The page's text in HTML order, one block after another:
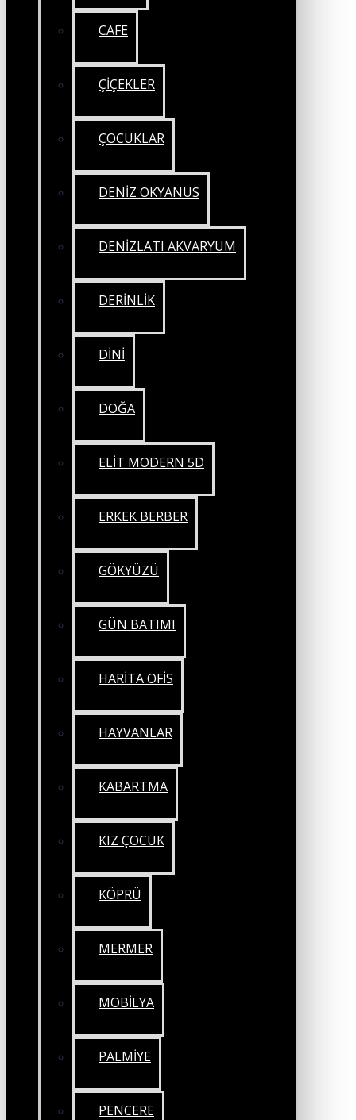
CAFE
ÇİÇEKLER
ÇOCUKLAR
DENİZ OKYANUS
DENİZLATI AKVARYUM
DERİNLİK
DİNİ
DOĞA
ELİT MODERN 5D
ERKEK BERBER
GÖKYÜZÜ
GÜN BATIMI
HARİTA OFİS
HAYVANLAR
KABARTMA
KIZ ÇOCUK
KÖPRÜ
MERMER
MOBİLYA
PALMİYE
PENCERE